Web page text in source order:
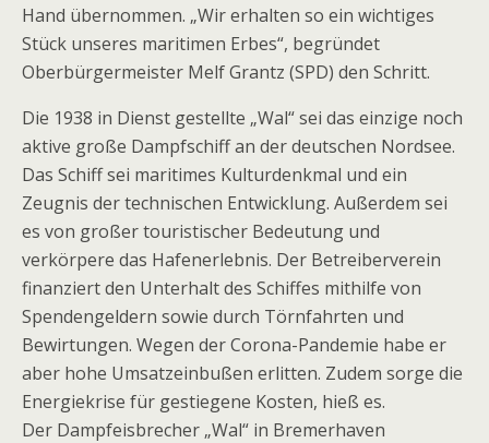
Hand übernommen. „Wir erhalten so ein wichtiges
Stück unseres maritimen Erbes“, begründet
Oberbürgermeister Melf Grantz (SPD) den Schritt.
Die 1938 in Dienst gestellte „Wal“ sei das einzige noch
aktive große Dampfschiff an der deutschen Nordsee.
Das Schiff sei maritimes Kulturdenkmal und ein
Zeugnis der technischen Entwicklung. Außerdem sei
es von großer touristischer Bedeutung und
verkörpere das Hafenerlebnis. Der Betreiberverein
finanziert den Unterhalt des Schiffes mithilfe von
Spendengeldern sowie durch Törnfahrten und
Bewirtungen. Wegen der Corona-Pandemie habe er
aber hohe Umsatzeinbußen erlitten. Zudem sorge die
Energiekrise für gestiegene Kosten, hieß es.
Der Dampfeisbrecher „Wal“ in Bremerhaven